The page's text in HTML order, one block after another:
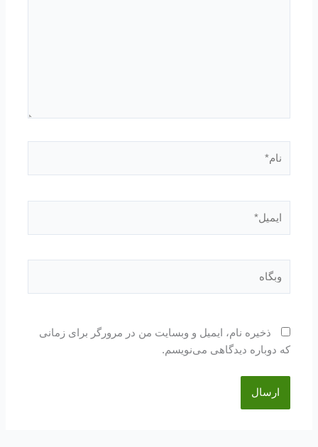
ذخیره نام، ایمیل و وبسایت من در مرورگر برای زمانی
که دوباره دیدگاهی می‌نویسم.